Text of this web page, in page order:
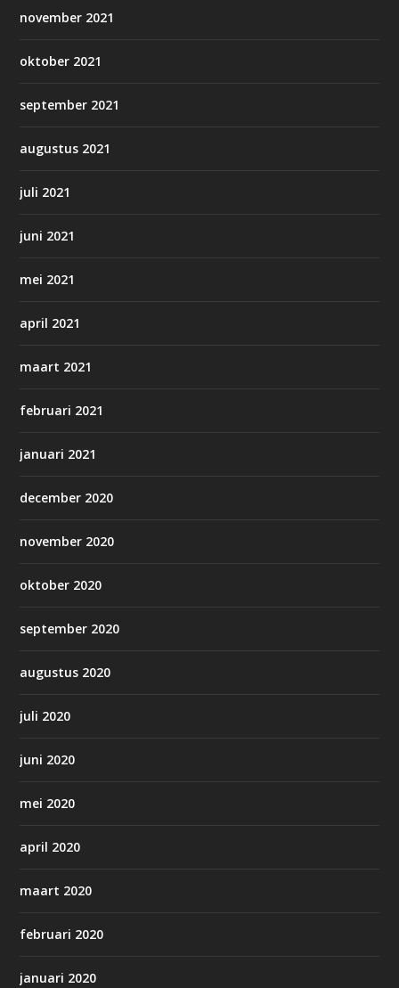
november 2021
oktober 2021
september 2021
augustus 2021
juli 2021
juni 2021
mei 2021
april 2021
maart 2021
februari 2021
januari 2021
december 2020
november 2020
oktober 2020
september 2020
augustus 2020
juli 2020
juni 2020
mei 2020
april 2020
maart 2020
februari 2020
januari 2020